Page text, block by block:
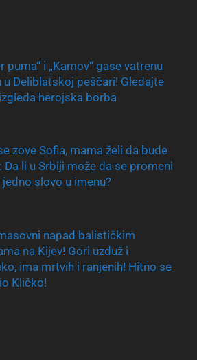
puma“ i „Kamov“ gase vatrenu
u Deliblatskoj peščari! Gledajte
herojska borba
zove Sofia, mama želi da bude
Da li u Srbiji može da se promeni
slovo u imenu?
napad balističkim
na Kijev! Gori uzduž i
ima mrtvih i ranjenih! Hitno se
Kličko!